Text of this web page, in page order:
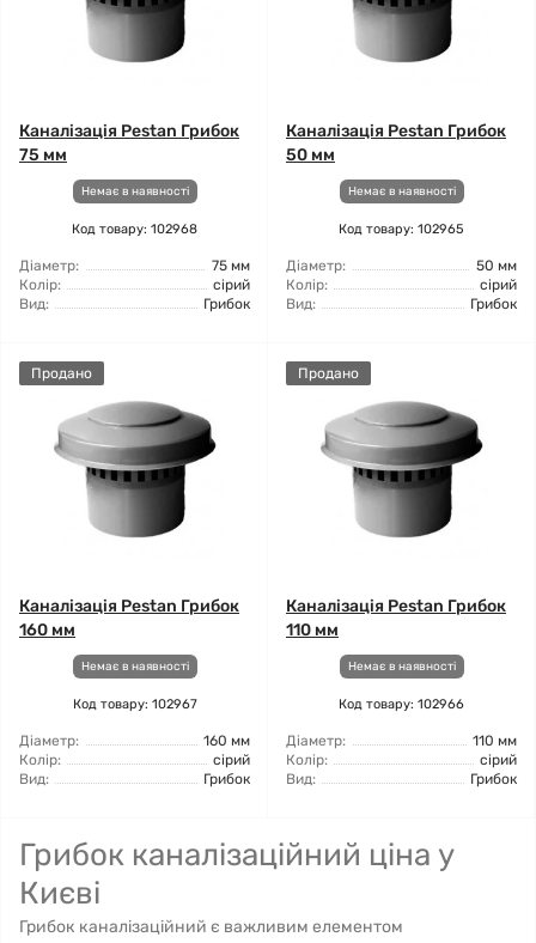
Каналізація Pestan Грибок
75 мм
Немає в наявності
Код товару: 102968
Діаметр:
75 мм
Колір:
сірий
Вид:
Грибок
Каналізація Pestan Грибок
50 мм
Немає в наявності
Код товару: 102965
Діаметр:
50 мм
Колір:
сірий
Вид:
Грибок
Продано
Каналізація Pestan Грибок
160 мм
Немає в наявності
Код товару: 102967
Діаметр:
160 мм
Колір:
сірий
Вид:
Грибок
Продано
Каналізація Pestan Грибок
110 мм
Немає в наявності
Код товару: 102966
Діаметр:
110 мм
Колір:
сірий
Вид:
Грибок
Грибок каналізаційний ціна у
Києві
Грибок каналізаційний є важливим елементом